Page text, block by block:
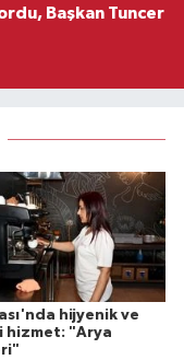
Başkan Tuncer
hijyenik ve
hizmet: "Arya